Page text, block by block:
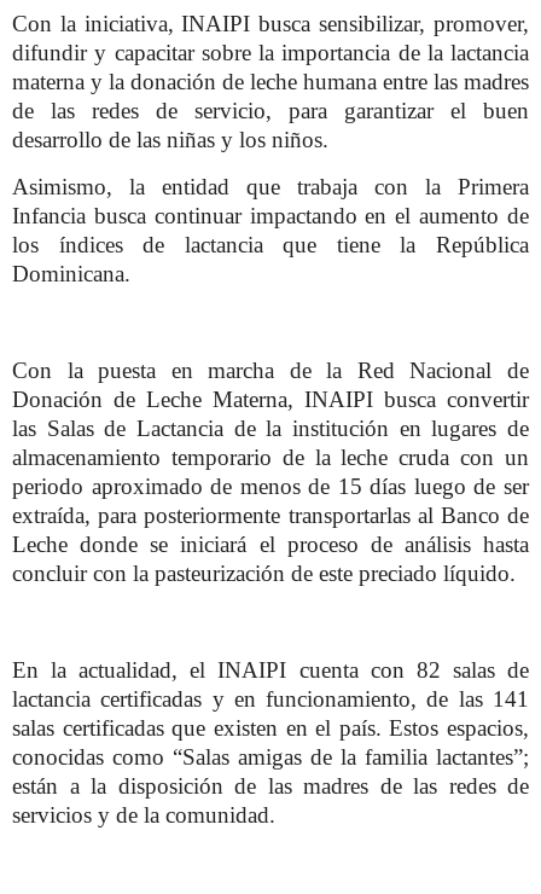
Con la iniciativa, INAIPI busca sensibilizar, promover,
difundir y capacitar sobre la importancia de la lactancia
materna y la donación de leche humana entre las madres
de las redes de servicio, para garantizar el buen
desarrollo de las niñas y los niños.
Asimismo, la entidad que trabaja con la Primera
Infancia busca continuar impactando en el aumento de
los índices de lactancia que tiene la República
Dominicana.
Con la puesta en marcha de la Red Nacional de
Donación de Leche Materna, INAIPI busca convertir
las Salas de Lactancia de la institución en lugares de
almacenamiento temporario de la leche cruda con un
periodo aproximado de menos de 15 días luego de ser
extraída, para posteriormente transportarlas al Banco de
Leche donde se iniciará el proceso de análisis hasta
concluir con la pasteurización de este preciado líquido.
En la actualidad, el INAIPI cuenta con 82 salas de
lactancia certificadas y en funcionamiento, de las 141
salas certificadas que existen en el país. Estos espacios,
conocidas como “Salas amigas de la familia lactantes”;
están a la disposición de las madres de las redes de
servicios y de la comunidad.